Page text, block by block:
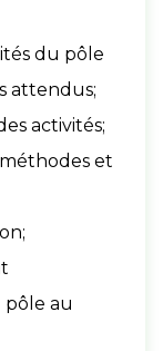
du pôle
attendus;
activités;
et
pôle au